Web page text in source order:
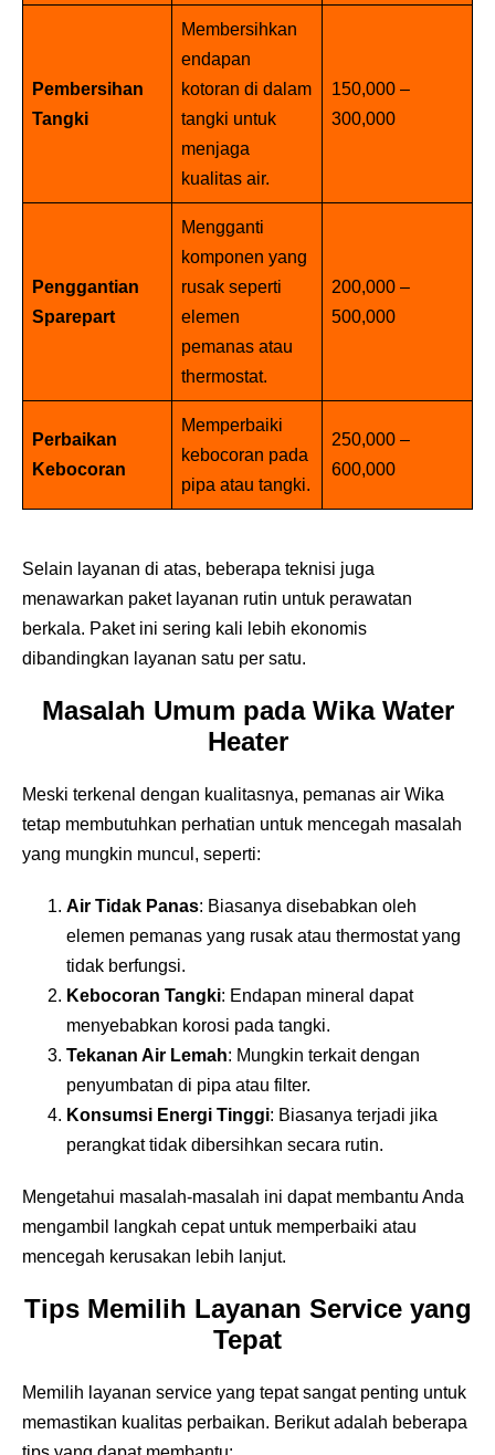
Pembersihan
Tangki
Membersihkan
endapan
kotoran di dalam
tangki untuk
menjaga
kualitas air.
150,000 –
300,000
Penggantian
Sparepart
Mengganti
komponen yang
rusak seperti
elemen
pemanas atau
thermostat.
200,000 –
500,000
Perbaikan
Kebocoran
Memperbaiki
kebocoran pada
pipa atau tangki.
250,000 –
600,000
Selain layanan di atas, beberapa teknisi juga
menawarkan paket layanan rutin untuk perawatan
berkala. Paket ini sering kali lebih ekonomis
dibandingkan layanan satu per satu.
Masalah Umum pada Wika Water
Heater
Meski terkenal dengan kualitasnya, pemanas air Wika
tetap membutuhkan perhatian untuk mencegah masalah
yang mungkin muncul, seperti:
Air Tidak Panas: Biasanya disebabkan oleh
elemen pemanas yang rusak atau thermostat yang
tidak berfungsi.
Kebocoran Tangki: Endapan mineral dapat
menyebabkan korosi pada tangki.
Tekanan Air Lemah: Mungkin terkait dengan
penyumbatan di pipa atau filter.
Konsumsi Energi Tinggi: Biasanya terjadi jika
perangkat tidak dibersihkan secara rutin.
Mengetahui masalah-masalah ini dapat membantu Anda
mengambil langkah cepat untuk memperbaiki atau
mencegah kerusakan lebih lanjut.
Tips Memilih Layanan Service yang
Tepat
Memilih layanan service yang tepat sangat penting untuk
memastikan kualitas perbaikan. Berikut adalah beberapa